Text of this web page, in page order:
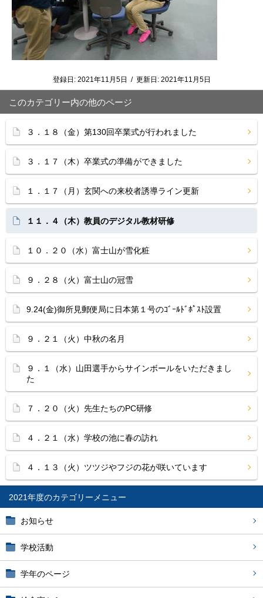
2021年度
お知らせ
学校活動
学年のページ
登録日: 2021年11月5日 / 更新日: 2021年11月5日
このカテゴリー内の他のページ
３．１８（金）第130回卒業式が行われました
３．１７（木）卒業式の準備ができました
１．１７（月）玄関への来校者誘導ライン更新
１１．４（木）教員のデジタル教材研修
１０．２０（水）富士山が雪化粧
９．２８（火）富士山の冠雪
9.24(金)御所見郵便局に日本第１号のｺﾞｰﾙﾄﾞﾎﾟｽﾄ設置
９．２１（火）中秋の名月
９．１（水）山田選手からサインボールをいただきまし
た
７．２０（火）先生たちのPC研修
４．２１（水）学校の池に春の訪れ
４．１３（火）ツツジやフジの花が咲いています